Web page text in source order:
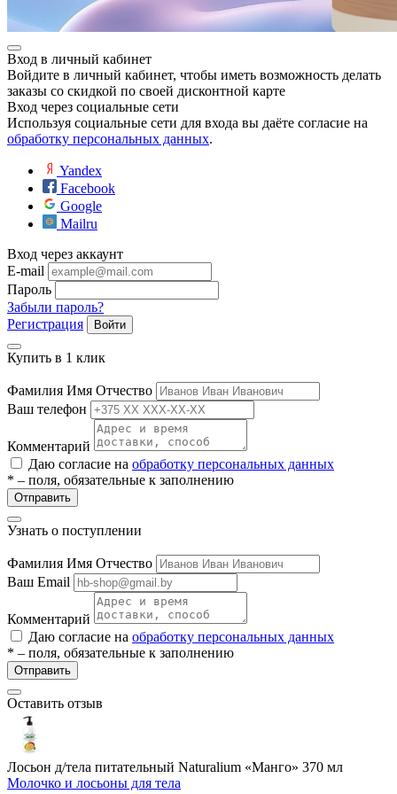
Вход в личный кабинет
Войдите в личный кабинет, чтобы иметь возможность делать
заказы со скидкой по своей дисконтной карте
Вход через социальные сети
Используя социальные сети для входа вы даёте согласие на
обработку персональных данных.
Yandex
Facebook
Google
Mailru
Вход через аккаунт
E-mail
Пароль
Забыли пароль?
Регистрация
Войти
Купить в 1 клик
Фамилия Имя Отчество
Ваш телефон
Комментарий
Даю согласие на обработку персональных данных
* – поля, обязательные к заполнению
Отправить
Узнать о поступлении
Фамилия Имя Отчество
Ваш Email
Комментарий
Даю согласие на обработку персональных данных
* – поля, обязательные к заполнению
Отправить
Оставить отзыв
Лосьон д/тела питательный Naturalium «Манго» 370 мл
Молочко и лосьоны для тела